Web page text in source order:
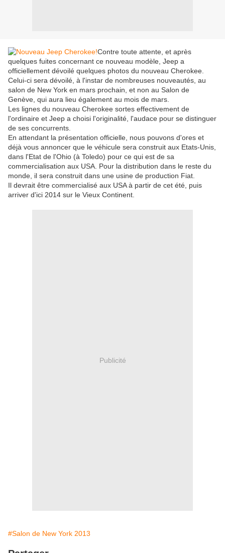
Contre toute attente, et après
quelques fuites concernant ce nouveau modèle, Jeep a
officiellement dévoilé quelques photos du nouveau Cherokee.
Celui-ci sera dévoilé, à l'instar de nombreuses nouveautés, au
salon de New York en mars prochain, et non au Salon de
Genève, qui aura lieu également au mois de mars.
Les lignes du nouveau Cherokee sortes effectivement de
l'ordinaire et Jeep a choisi l'originalité, l'audace pour se distinguer
de ses concurrents.
En attendant la présentation officielle, nous pouvons d'ores et
déjà vous annoncer que le véhicule sera construit aux Etats-Unis,
dans l'Etat de l'Ohio (à Toledo) pour ce qui est de sa
commercialisation aux USA. Pour la distribution dans le reste du
monde, il sera construit dans une usine de production Fiat.
Il devrait être commercialisé aux USA à partir de cet été, puis
arriver d'ici 2014 sur le Vieux Continent.
Publicité
#Salon de New York 2013